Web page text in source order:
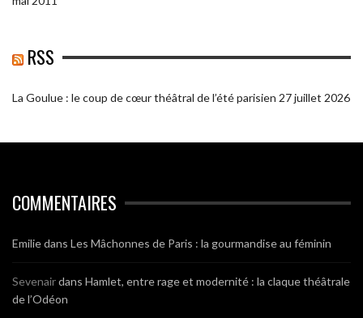
RSS
La Goulue : le coup de cœur théâtral de l’été parisien 27 juillet 2026
COMMENTAIRES
Emiliedans Les Mâchonnes de Paris : la gourmandise au féminin
Sevenairdans Hamlet, entre rage et modernité : la claque théâtrale
de l’Odéon